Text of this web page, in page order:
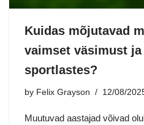
Kuidas mõjutavad
vaimset väsimust
sportlastes?
by Felix Grayson 12/08/
Muutuvad aastajad võivad